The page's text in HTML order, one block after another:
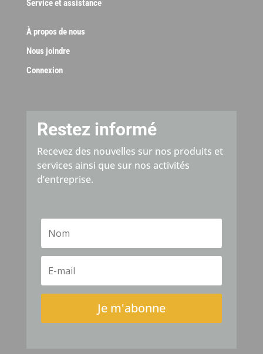
Service et assistance
À propos de nous
Nous joindre
Connexion
Restez informé
Recevez des nouvelles sur nos produits et
services ainsi que sur nos activités
d’entreprise.
Je m'abonne